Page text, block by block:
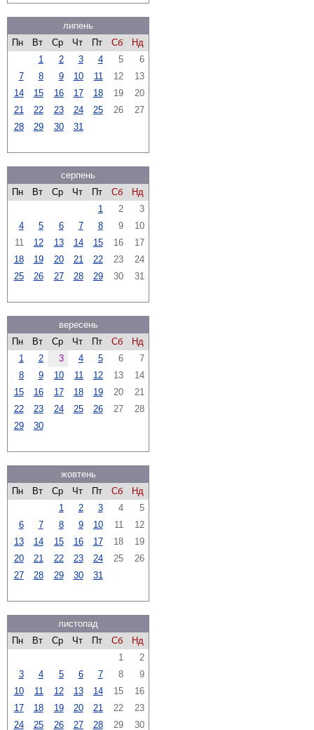
липень
Пн
Вт Ср Чт Пт Сб
Нд
1
2 3 4 5
6
7
8 9 10 11 12
13
14
15 16 17 18 19
20
21
22 23 24 25 26
27
28
29 30 31
серпень
Пн
Вт Ср Чт Пт Сб
Нд
1
2
3
4
5 6 7 8 9
10
11
12 13 14 15 16
17
18
19 20 21 22 23
24
25
26 27 28 29 30 31
вересень
Пн
Вт Ср Чт Пт Сб
Нд
1
2 3 4 5 6
7
8
9 10 11 12 13
14
15
16 17 18 19 20
21
22
23 24 25 26 27
28
29
30
жовтень
Пн
Вт Ср Чт Пт Сб
Нд
1
2 3 4
5
6
7 8 9 10 11
12
13
14 15 16 17 18
19
20
21 22 23 24 25
26
27
28 29 30 31
листопад
Пн
Вт Ср Чт Пт Сб
Нд
1
2
3
4 5 6 7 8
9
10
11 12 13 14 15
16
17
18 19 20 21 22
23
24
25 26 27 28 29 30